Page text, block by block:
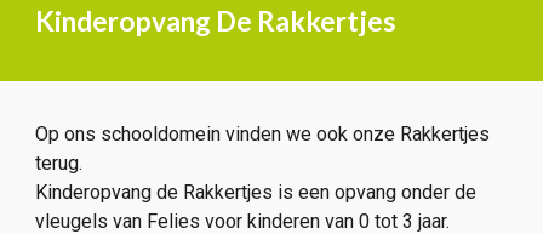
Kinderopvang De Rakkertjes
Op ons schooldomein vinden we ook onze Rakkertjes
terug.
Kinderopvang de Rakkertjes is een opvang onder de
vleugels van Felies voor kinderen van 0 tot 3 jaar.